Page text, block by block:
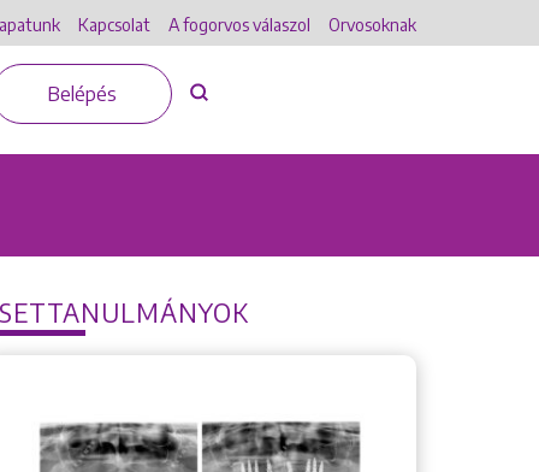
Kapcsolat A fogorvos válaszol Orvosoknak
Belépés